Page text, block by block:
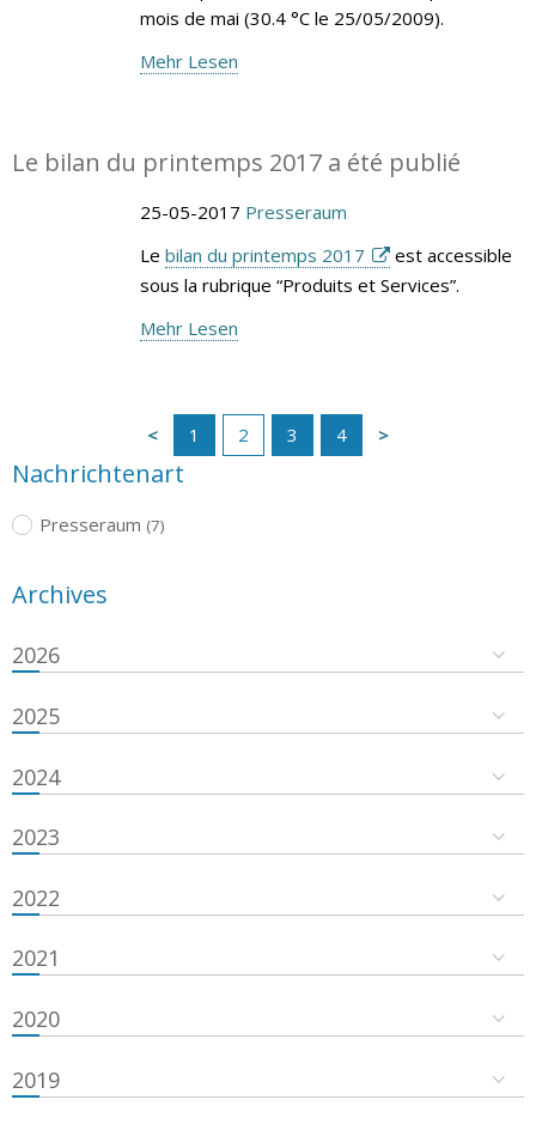
mois de mai (30.4 °C le 25/05/2009).
Mehr Lesen
Le bilan du printemps 2017 a été publié
25-05-2017 Presseraum
Le bilan du printemps 2017
est accessible
sous la rubrique “Produits et Services”.
Mehr Lesen
1 2 3 4
Nachrichtenart
Presseraum (7)
Archives
2026
2025
2024
2023
2022
2021
2020
2019